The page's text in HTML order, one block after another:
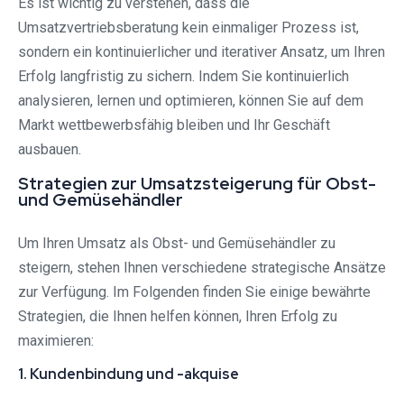
Umsatzvertriebsberatung kein einmaliger Prozess ist,
sondern ein kontinuierlicher und iterativer Ansatz, um Ihren
Erfolg langfristig zu sichern. Indem Sie kontinuierlich
analysieren, lernen und optimieren, können Sie auf dem
Markt wettbewerbsfähig bleiben und Ihr Geschäft
ausbauen.
Strategien zur Umsatzsteigerung für Obst-
und Gemüsehändler
Um Ihren Umsatz als Obst- und Gemüsehändler zu
steigern, stehen Ihnen verschiedene strategische Ansätze
zur Verfügung. Im Folgenden finden Sie einige bewährte
Strategien, die Ihnen helfen können, Ihren Erfolg zu
maximieren:
1. Kundenbindung und -akquise